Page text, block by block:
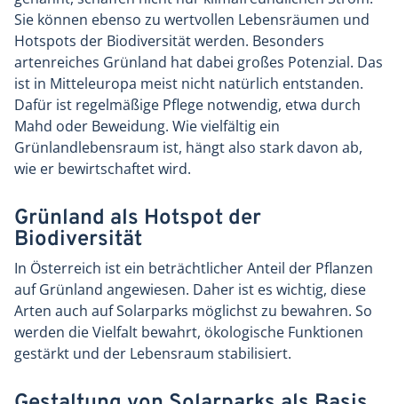
Sie können ebenso zu wertvollen Lebensräumen und
Hotspots der Biodiversität werden. Besonders
artenreiches Grünland hat dabei großes Potenzial. Das
ist in Mitteleuropa meist nicht natürlich entstanden.
Dafür ist regelmäßige Pflege notwendig, etwa durch
Mahd oder Beweidung. Wie vielfältig ein
Grünlandlebensraum ist, hängt also stark davon ab,
wie er bewirtschaftet wird.
Grünland als Hotspot der
Biodiversität
In Österreich ist ein beträchtlicher Anteil der Pflanzen
auf Grünland angewiesen. Daher ist es wichtig, diese
Arten auch auf Solarparks möglichst zu bewahren. So
werden die Vielfalt bewahrt, ökologische Funktionen
gestärkt und der Lebensraum stabilisiert.